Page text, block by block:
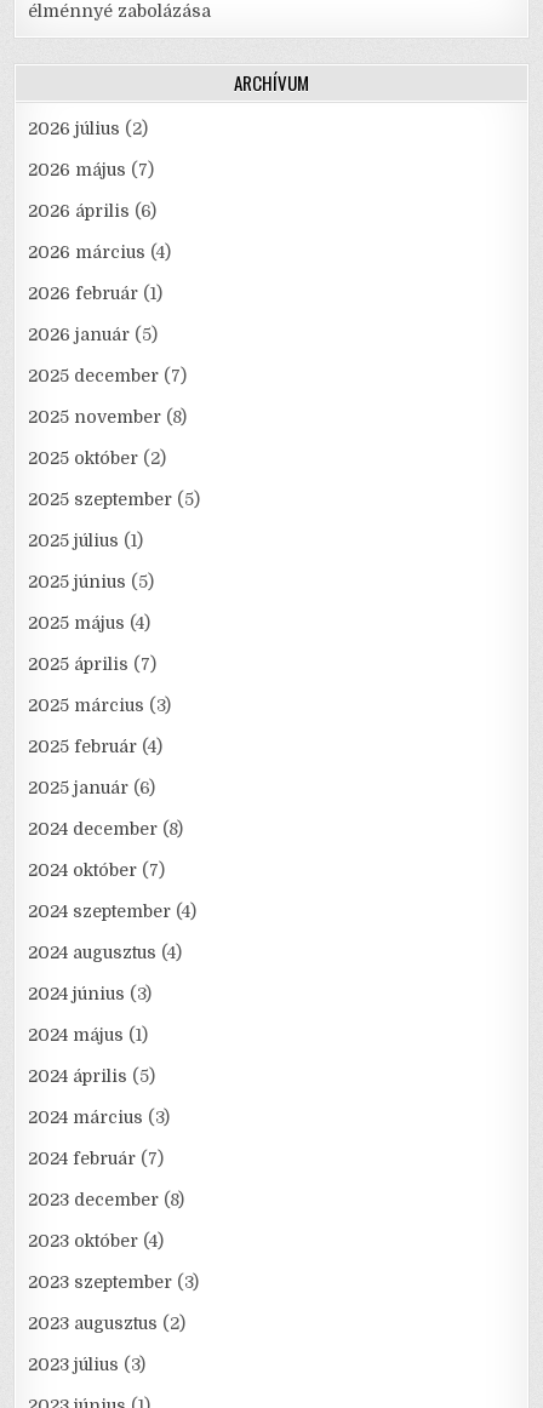
élménnyé zabolázása
ARCHÍVUM
2026 július (2)
2026 május (7)
2026 április (6)
2026 március (4)
2026 február (1)
2026 január (5)
2025 december (7)
2025 november (8)
2025 október (2)
2025 szeptember (5)
2025 július (1)
2025 június (5)
2025 május (4)
2025 április (7)
2025 március (3)
2025 február (4)
2025 január (6)
2024 december (8)
2024 október (7)
2024 szeptember (4)
2024 augusztus (4)
2024 június (3)
2024 május (1)
2024 április (5)
2024 március (3)
2024 február (7)
2023 december (8)
2023 október (4)
2023 szeptember (3)
2023 augusztus (2)
2023 július (3)